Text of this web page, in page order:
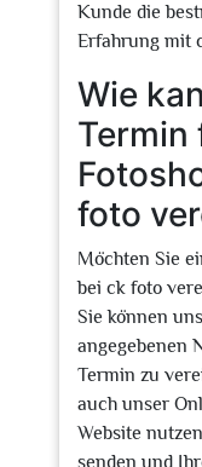
Kunde die
Erfahrung mit
Wie
Termin
foto
Möchten Sie
bei ck foto
Sie können
angegebenen
Termin zu
auch unser
Website
senden und